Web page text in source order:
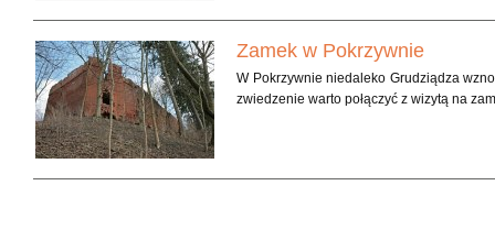
Zamek w Pokrzywnie
W Pokrzywnie niedaleko Grudziądza
zwiedzenie warto połączyć z wizytą na